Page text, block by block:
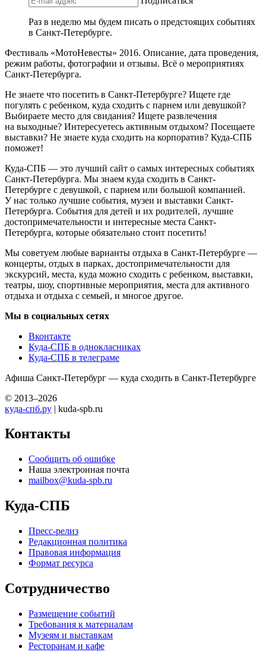
Раз в неделю мы будем писать о предстоящих событиях
в Санкт-Петербурге.
Фестиваль «МотоНевесты» 2016. Описание, дата проведения,
режим работы, фотографии и отзывы. Всё о мероприятиях
Санкт-Петербурга.
Не знаете что посетить в Санкт-Петербурге? Ищете где
погулять с ребенком, куда сходить с парнем или девушкой?
Выбираете место для свидания? Ищете развлечения
на выходные? Интересуетесь активным отдыхом? Посещаете
выставки? Не знаете куда сходить на корпоратив? Куда-СПБ
поможет!
Куда-СПБ — это лучший сайт о самых интересных событиях
Санкт-Петербурга. Мы знаем куда сходить в Санкт-
Петербурге с девушкой, с парнем или большой компанией.
У нас только лучшие события, музеи и выставки Санкт-
Петербурга. События для детей и их родителей, лучшие
достопримечательности и интересные места Санкт-
Петербурга, которые обязательно стоит посетить!
Мы советуем любые варианты отдыха в Санкт-Петербурге —
концерты, отдых в парках, достопримечательности для
экскурсий, места, куда можно сходить с ребенком, выставки,
театры, шоу, спортивные мероприятия, места для активного
отдыха и отдыха с семьей, и многое другое.
Мы в социальных сетях
Вконтакте
Куда-СПБ в однокласниках
Куда-СПБ в телеграме
Афиша Санкт-Петербург — куда сходить в Санкт-Петербурге
© 2013–2026
куда-спб.ру | kuda-spb.ru
Контакты
Сообщить об ошибке
Наша электронная почта
mailbox@kuda-spb.ru
Куда-СПБ
Пресс-релиз
Редакционная политика
Правовая информация
Формат ресурса
Сотрудничество
Размещение событий
Требования к материалам
Музеям и выставкам
Ресторанам и кафе